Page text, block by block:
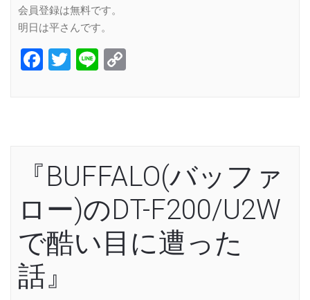
会員登録は無料です。
明日は平さんです。
Facebook
Twitter
Line
『BUFFALO(バッファ
ロー)のDT-F200/U2W
で酷い目に遭った
話』